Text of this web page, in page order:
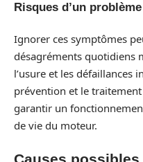
Risques d’un
Ignorer ces symptômes
désagréments quotidiens
l’usure et les défaillances
prévention et le
garantir un
de vie du moteur.